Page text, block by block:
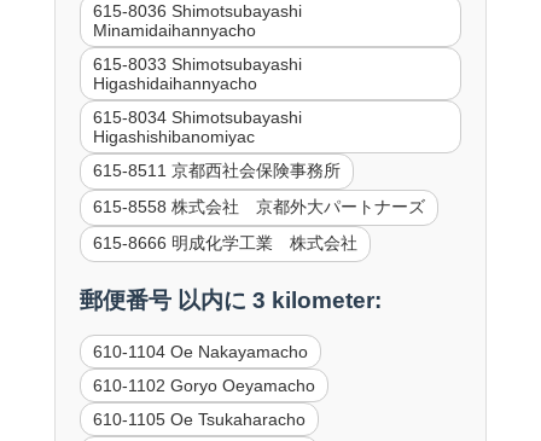
615-8036 Shimotsubayashi
Minamidaihannyacho
615-8033 Shimotsubayashi
Higashidaihannyacho
615-8034 Shimotsubayashi
Higashishibanomiyac
615-8511 京都西社会保険事務所
615-8558 株式会社 京都外大パートナーズ
615-8666 明成化学工業 株式会社
郵便番号 以内に 3 kilometer:
610-1104 Oe Nakayamacho
610-1102 Goryo Oeyamacho
610-1105 Oe Tsukaharacho